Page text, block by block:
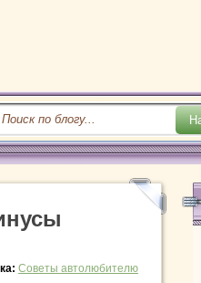
Советы автолюбителю